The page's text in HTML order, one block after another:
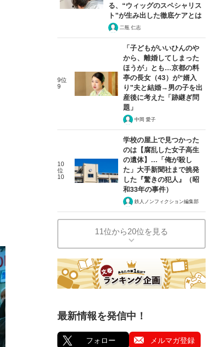
る、“ウィッグのスペシャリス
ト”が生み出した徹底ケアとは
二瓶 仁志
9位
9
「子どもがいいひんのや
から、離婚してしまった
ほうが」とも…京都の料
亭の長女（43）が“婿入
り”夫と結婚→男の子を出
産後に考えた「跡継ぎ問
題」
中岡 愛子
10
位
10
学校の屋上で見つかった
のは【腐乱した女子高生
の遺体】…「俺が殺し
た」大手新聞社まで挑発
した『驚きの犯人』（昭
和33年の事件）
鉄人ノンフィクション編集部
11位から20位を見る
最新情報を発信中！
フォロー メルマガ登録